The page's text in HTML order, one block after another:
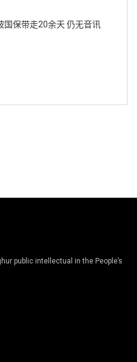
国保带走20余天 仍无音讯
public intellectual in the People’s